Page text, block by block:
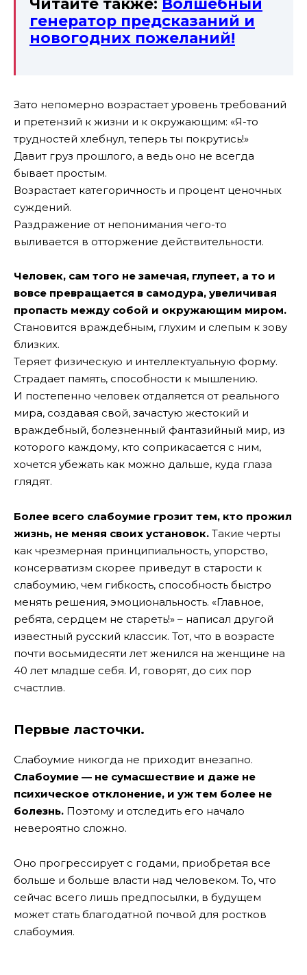
Читайте также: Волшебный
генератор предсказаний и
новогодних пожеланий!
Зато непомерно возрастает уровень требований
и претензий к жизни и к окружающим: «Я-то
трудностей хлебнул, теперь ты покрутись!»
Давит груз прошлого, а ведь оно не всегда
бывает простым.
Возрастает категоричность и процент ценочных
суждений.
Раздражение от непонимания чего-то
выливается в отторжение действительности.
Человек, сам того не замечая, глупеет, а то и
вовсе превращается в самодура, увеличивая
пропасть между собой и окружающим миром.
Становится враждебным, глухим и слепым к зову
близких.
Теряет физическую и интеллектуальную форму.
Страдает память, способности к мышлению.
И постепенно человек отдаляется от реального
мира, создавая свой, зачастую жестокий и
враждебный, болезненный фантазийный мир, из
которого каждому, кто соприкасается с ним,
хочется убежать как можно дальше, куда глаза
глядят.
Более всего слабоумие грозит тем, кто прожил
жизнь, не меняя своих установок. Такие черты
как чрезмерная принципиальность, упорство,
консерватизм скорее приведут в старости к
слабоумию, чем гибкость, способность быстро
менять решения, эмоциональность. «Главное,
ребята, сердцем не стареть!» – написал другой
известный русский классик. Тот, что в возрасте
почти восьмидесяти лет женился на женщине на
40 лет младше себя. И, говорят, до сих пор
счастлив.
Первые ласточки.
Слабоумие никогда не приходит внезапно.
Слабоумие — не сумасшествие и даже не
психическое отклонение, и уж тем более не
болезнь. Поэтому и отследить его начало
невероятно сложно.
Оно прогрессирует с годами, приобретая все
больше и больше власти над человеком. То, что
сейчас всего лишь предпосылки, в будущем
может стать благодатной почвой для ростков
слабоумия.